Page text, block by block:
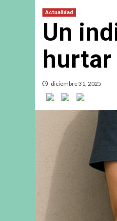
Actualidad
Un
hurtar
diciembre 31, 2025